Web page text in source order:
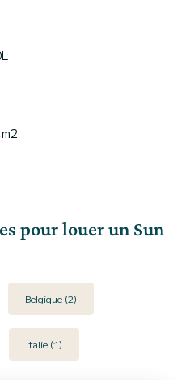
pour louer un Sun
Belgique (2)
Italie (1)